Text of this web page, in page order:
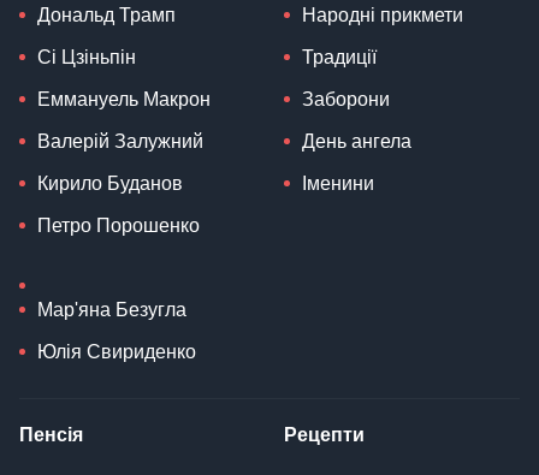
Дональд Трамп
Сі Цзіньпін
Еммануель Макрон
Валерій Залужний
Кирило Буданов
Петро Порошенко
Мар'яна Безугла
Юлія Свириденко
Народні прикмети
Традиції
Заборони
День ангела
Іменини
Пенсія Рецепти